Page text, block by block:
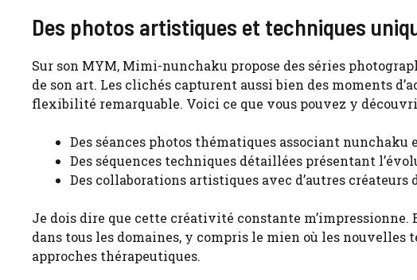
Des photos artistiques et techniques
Sur son MYM, Mimi-nunchaku propose des séries
de son art. Les clichés capturent aussi bien des moments
flexibilité remarquable. Voici ce que vous pouvez y
Des séances photos thématiques associant nunchaku
Des séquences techniques détaillées présentant
Des collaborations artistiques avec d’autres créateurs
Je dois dire que cette créativité constante
dans tous les domaines, y compris le mien où les
approches thérapeutiques.